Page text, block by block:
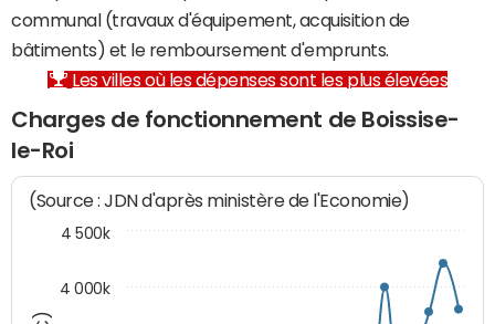
communal (travaux d'équipement, acquisition de
bâtiments) et le remboursement d'emprunts.
Les villes où les dépenses sont les plus élevées
Charges de fonctionnement de Boissise-
le-Roi
(Source : JDN d'après ministère de l'Economie)
4 000k
4 500k